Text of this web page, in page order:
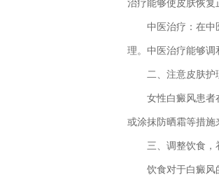
治疗能够使皮肤恢复
中医治疗：在中医
理。中医治疗能够调
二、注意皮肤护
女性白癜风患者在
或涂抹防晒霜等措施
三、调整饮食，
饮食对于白癜风的